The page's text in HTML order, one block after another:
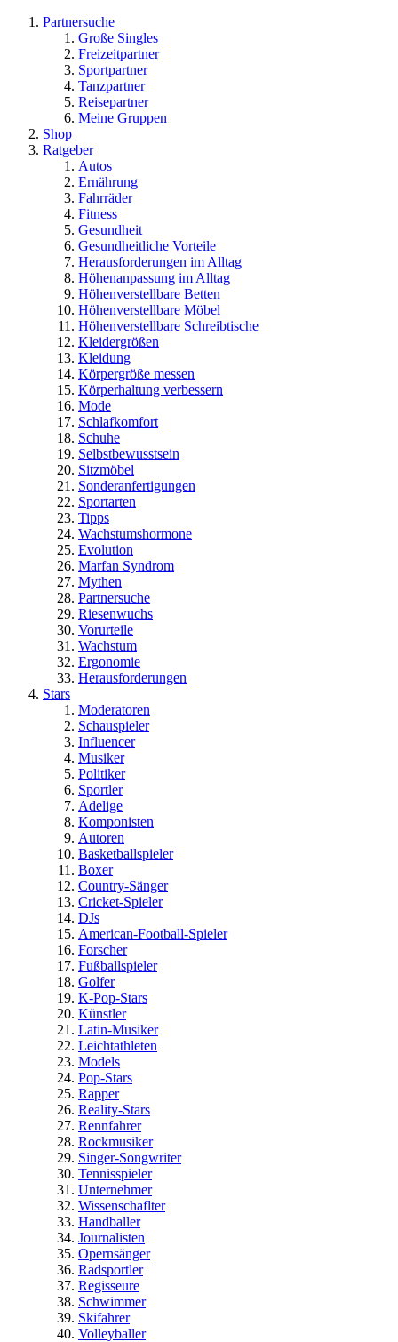
Partnersuche
Große Singles
Freizeitpartner
Sportpartner
Tanzpartner
Reisepartner
Meine Gruppen
Shop
Ratgeber
Autos
Ernährung
Fahrräder
Fitness
Gesundheit
Gesundheitliche Vorteile
Herausforderungen im Alltag
Höhenanpassung im Alltag
Höhenverstellbare Betten
Höhenverstellbare Möbel
Höhenverstellbare Schreibtische
Kleidergrößen
Kleidung
Körpergröße messen
Körperhaltung verbessern
Mode
Schlafkomfort
Schuhe
Selbstbewusstsein
Sitzmöbel
Sonderanfertigungen
Sportarten
Tipps
Wachstumshormone
Evolution
Marfan Syndrom
Mythen
Partnersuche
Riesenwuchs
Vorurteile
Wachstum
Ergonomie
Herausforderungen
Stars
Moderatoren
Schauspieler
Influencer
Musiker
Politiker
Sportler
Adelige
Komponisten
Autoren
Basketballspieler
Boxer
Country-Sänger
Cricket-Spieler
DJs
American-Football-Spieler
Forscher
Fußballspieler
Golfer
K-Pop-Stars
Künstler
Latin-Musiker
Leichtathleten
Models
Pop-Stars
Rapper
Reality-Stars
Rennfahrer
Rockmusiker
Singer-Songwriter
Tennisspieler
Unternehmer
Wissenschaflter
Handballer
Journalisten
Opernsänger
Radsportler
Regisseure
Schwimmer
Skifahrer
Volleyballer